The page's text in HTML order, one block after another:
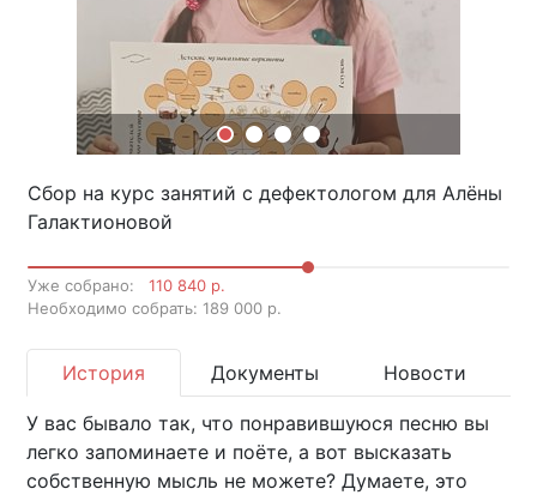
Сбор на курс занятий с дефектологом для Алёны
Галактионовой
Уже собрано:
110 840 р.
Необходимо собрать: 189 000 р.
История Документы Новости
У вас бывало так, что понравившуюся песню вы
легко запоминаете и поёте, а вот высказать
собственную мысль не можете? Думаете, это